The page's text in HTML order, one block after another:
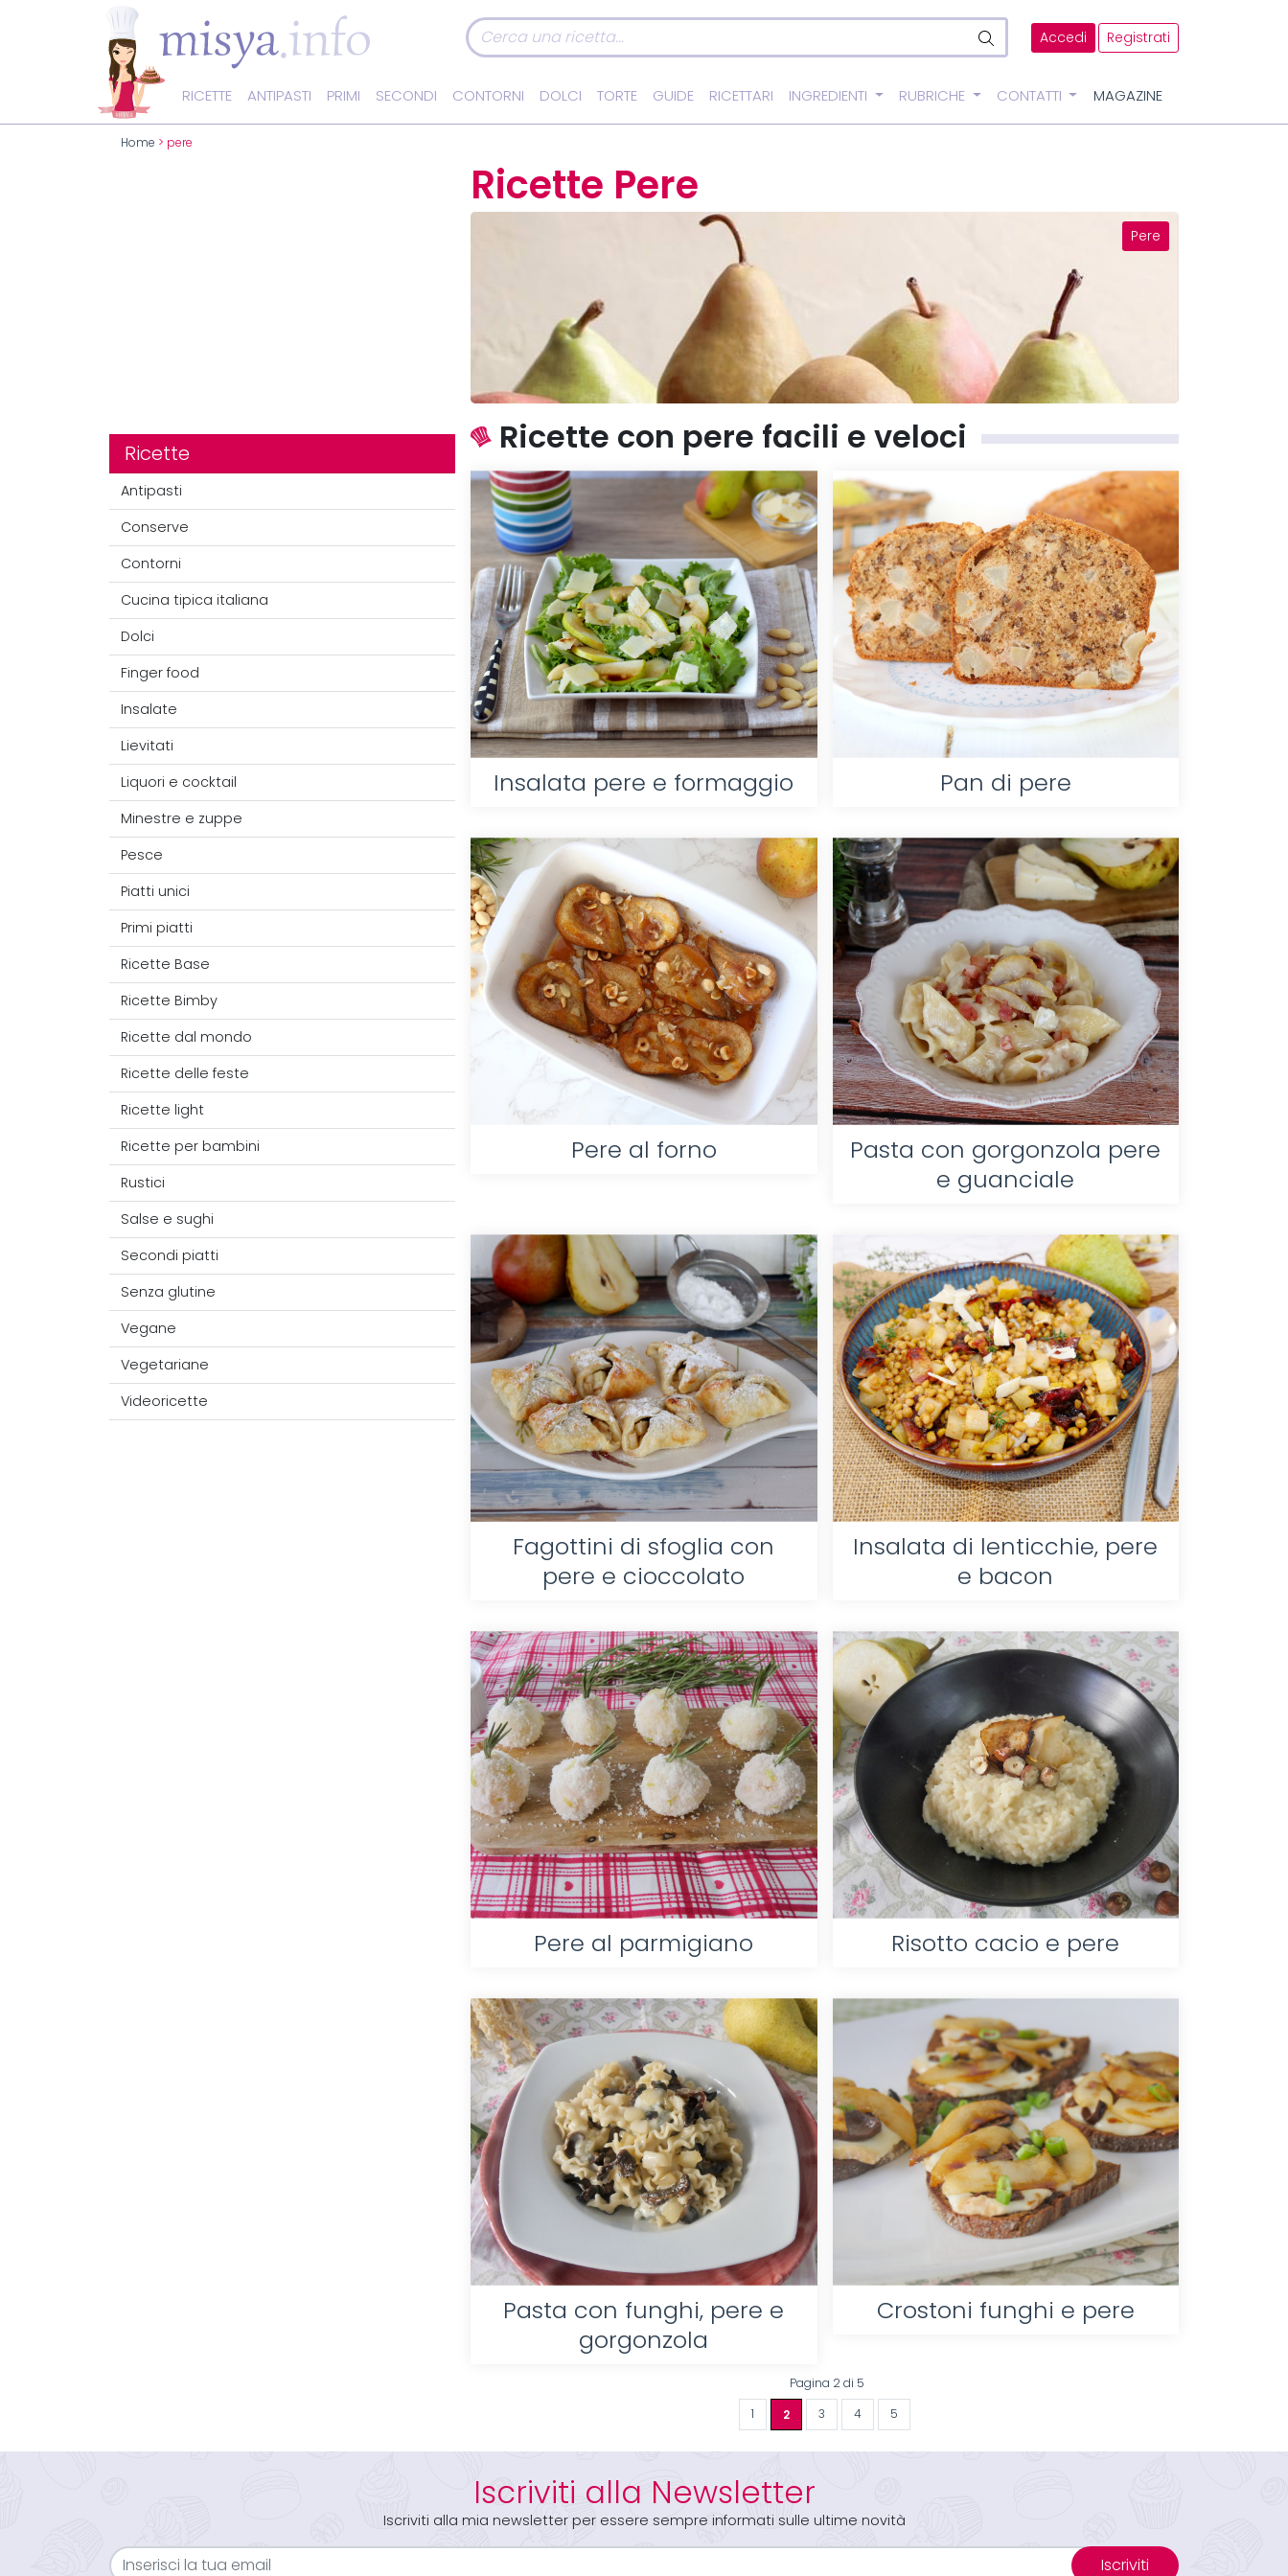
Accedi Registrati
RICETTE ANTIPASTI PRIMI SECONDI CONTORNI DOLCI TORTE GUIDE RICETTARI INGREDIENTI RUBRICHE CONTATTI MAGAZINE
Home > pere
Ricette
Antipasti
Conserve
Contorni
Cucina tipica italiana
Dolci
Finger food
Insalate
Lievitati
Liquori e cocktail
Minestre e zuppe
Pesce
Piatti unici
Primi piatti
Ricette Base
Ricette Bimby
Ricette dal mondo
Ricette delle feste
Ricette light
Ricette per bambini
Rustici
Salse e sughi
Secondi piatti
Senza glutine
Vegane
Vegetariane
Videoricette
Ricette Pere
Pere
Ricette con pere facili e veloci
Insalata pere e formaggio Pan di pere
Pere al forno
Pasta con gorgonzola pere
e guanciale
Fagottini di sfoglia con
pere e cioccolato
Insalata di lenticchie, pere
e bacon
Pere al parmigiano Risotto cacio e pere
Pasta con funghi, pere e
gorgonzola
Crostoni funghi e pere
Pagina 2 di 5
1 2 3 4 5
Iscriviti alla Newsletter
Iscriviti alla mia newsletter per essere sempre informati sulle ultime novità
Iscriviti